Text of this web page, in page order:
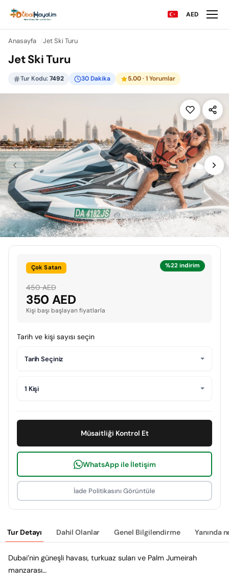
AED
Anasayfa Jet Ski Turu
Jet Ski Turu
Tur Kodu:7492 30 Dakika 5.00· 1 Yorumlar
Tur Detayı Dahil Olanlar Genel Bilgilendirme Yanında
Dubai’nin güneşli havası, turkuaz suları ve Palm Jumeirah
manzarası…
%22 indirim
Çok Satan
450 AED
350 AED
Kişi başı başlayan fiyatlarla
Tarih ve kişi sayısı seçin
Tarih Seçiniz
1 Kişi
Müsaitliği Kontrol Et
WhatsApp ile İletişim
İade Politikasını Görüntüle